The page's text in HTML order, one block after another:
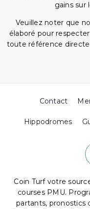
gains sur
Veuillez noter que
élaboré pour
toute référence
Contact
Hippodromes
Coin Turf votre
courses PMU.
partants, pronostics